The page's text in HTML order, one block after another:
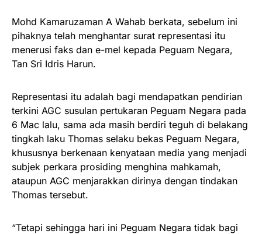
Mohd Kamaruzaman A Wahab berkata, sebelum ini
pihaknya telah menghantar surat representasi itu
menerusi faks dan e-mel kepada Peguam Negara,
Tan Sri Idris Harun.
Representasi itu adalah bagi mendapatkan pendirian
terkini AGC susulan pertukaran Peguam Negara pada
6 Mac lalu, sama ada masih berdiri teguh di belakang
tingkah laku Thomas selaku bekas Peguam Negara,
khususnya berkenaan kenyataan media yang menjadi
subjek perkara prosiding menghina mahkamah,
ataupun AGC menjarakkan dirinya dengan tindakan
Thomas tersebut.
“Tetapi sehingga hari ini Peguam Negara tidak bagi